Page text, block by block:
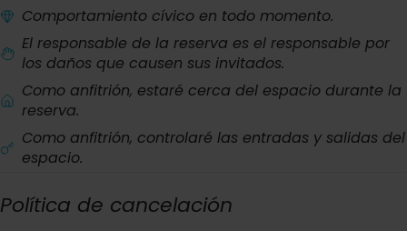
Comportamiento cívico en todo momento.
El responsable de la reserva es el responsable por
los daños que causen sus invitados.
Como anfitrión, estaré cerca del espacio durante la
reserva.
Como anfitrión, controlaré las entradas y salidas del
espacio.
Política de cancelación